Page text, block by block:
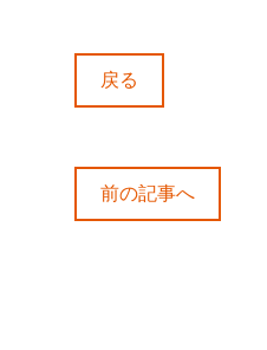
戻る
前の記事へ